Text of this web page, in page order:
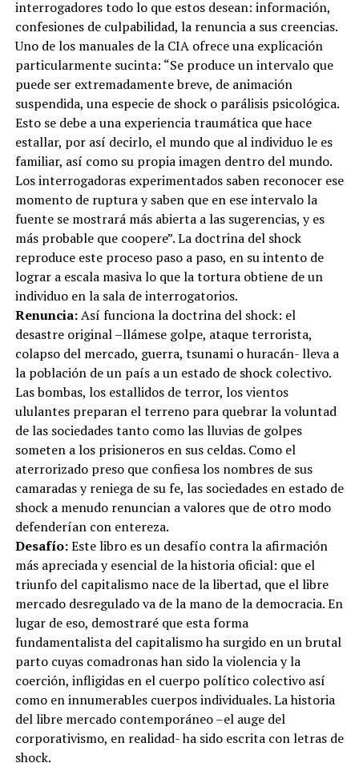
interrogadores todo lo que estos desean: información,
confesiones de culpabilidad, la renuncia a sus creencias.
Uno de los manuales de la CIA ofrece una explicación
particularmente sucinta: “Se produce un intervalo que
puede ser extremadamente breve, de animación
suspendida, una especie de shock o parálisis psicológica.
Esto se debe a una experiencia traumática que hace
estallar, por así decirlo, el mundo que al individuo le es
familiar, así como su propia imagen dentro del mundo.
Los interrogadoras experimentados saben reconocer ese
momento de ruptura y saben que en ese intervalo la
fuente se mostrará más abierta a las sugerencias, y es
más probable que coopere”. La doctrina del shock
reproduce este proceso paso a paso, en su intento de
lograr a escala masiva lo que la tortura obtiene de un
individuo en la sala de interrogatorios.
Renuncia:Así funciona la doctrina del shock: el
desastre original –llámese golpe, ataque terrorista,
colapso del mercado, guerra, tsunami o huracán- lleva a
la población de un país a un estado de shock colectivo.
Las bombas, los estallidos de terror, los vientos
ululantes preparan el terreno para quebrar la voluntad
de las sociedades tanto como las lluvias de golpes
someten a los prisioneros en sus celdas. Como el
aterrorizado preso que confiesa los nombres de sus
camaradas y reniega de su fe, las sociedades en estado de
shock a menudo renuncian a valores que de otro modo
defenderían con entereza.
Desafío:Este libro es un desafío contra la afirmación
más apreciada y esencial de la historia oficial: que el
triunfo del capitalismo nace de la libertad, que el libre
mercado desregulado va de la mano de la democracia. En
lugar de eso, demostraré que esta forma
fundamentalista del capitalismo ha surgido en un brutal
parto cuyas comadronas han sido la violencia y la
coerción, infligidas en el cuerpo político colectivo así
como en innumerables cuerpos individuales. La historia
del libre mercado contemporáneo –el auge del
corporativismo, en realidad- ha sido escrita con letras de
shock.